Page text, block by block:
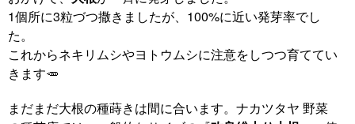
1個所に3粒づつ撒きましたが、100%に近い発芽率でし
た。
これからネキリムシやヨトウムシに注意をしつつ育ててい
きます🥕
まだまだ大根の種蒔きは間に合います。ナカツタヤ 野菜